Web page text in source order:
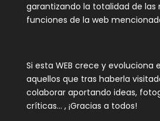
garantizando la totalidad de las
funciones de la web
Si esta WEB crece y evoluciona
aquellos que tras haberla
colaborar aportando ideas,
críticas… , ¡Gracias a todos!